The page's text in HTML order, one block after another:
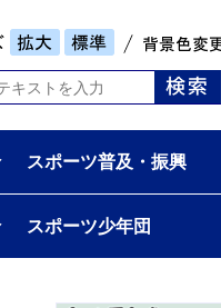
スポーツ普及・振興
スポーツ少年団